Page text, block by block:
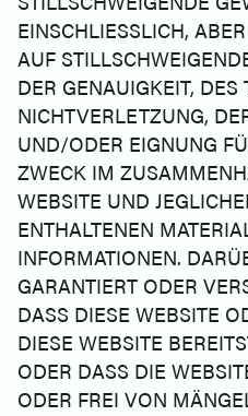
EINSCHLIESSLICH,
AUF
DER GENAUIGKEIT, DES
NICHTVERLETZUNG,
UND/ODER EIGNUNG
ZWECK IM
WEBSITE UND
ENTHALTENEN
INFORMATIONEN.
GARANTIERT ODER
DASS DIESE WEBSITE
DIESE WEBSITE
ODER DASS DIE
ODER FREI VON